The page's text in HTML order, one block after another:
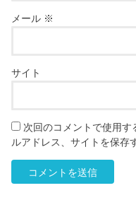
メール ※
サイト
次回のコメントで使用
ルアドレス、サイトを保存